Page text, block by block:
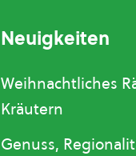
Neuigkeiten
Weihnachtliches
Kräutern
Genuss,